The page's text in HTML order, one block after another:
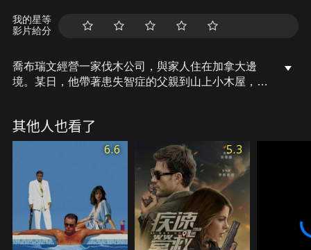
我的星等
影片給分
喬布瑞文經營一家伐木公司，與家人住在加拿大邊
境。某日，他帶著患失智症的父親到山上小木屋，希
入侵，甚至藏匿著毒品；當他急著帶家人離開時，販
毒集團的人已然逼近…
其他人也看了
6.6 5.3